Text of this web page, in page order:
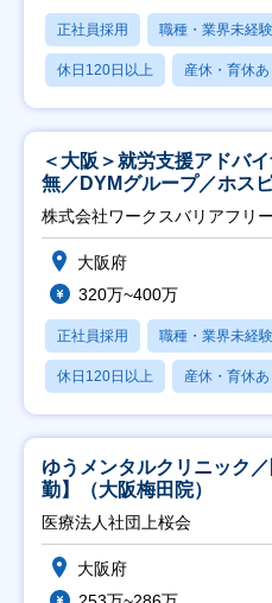
正社員採用 職種・業界未経
休日120日以上 産休・育休あ
＜大阪＞就労支援アドバ
無／DYMグループ／ホス
日祝】
株式会社ワークスバリアフリー
大阪府
320万~400万
正社員採用 職種・業界未経
休日120日以上 産休・育休あ
ゆうメンタルクリニック
勤】（大阪梅田院）
医療法人社団上桜会
大阪府